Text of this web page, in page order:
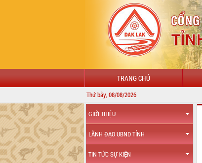
TRANG CHỦ
Thứ bảy, 08/08/2026
GIỚI THIỆU
LÃNH ĐẠO UBND TỈNH
TIN TỨC SỰ KIỆN